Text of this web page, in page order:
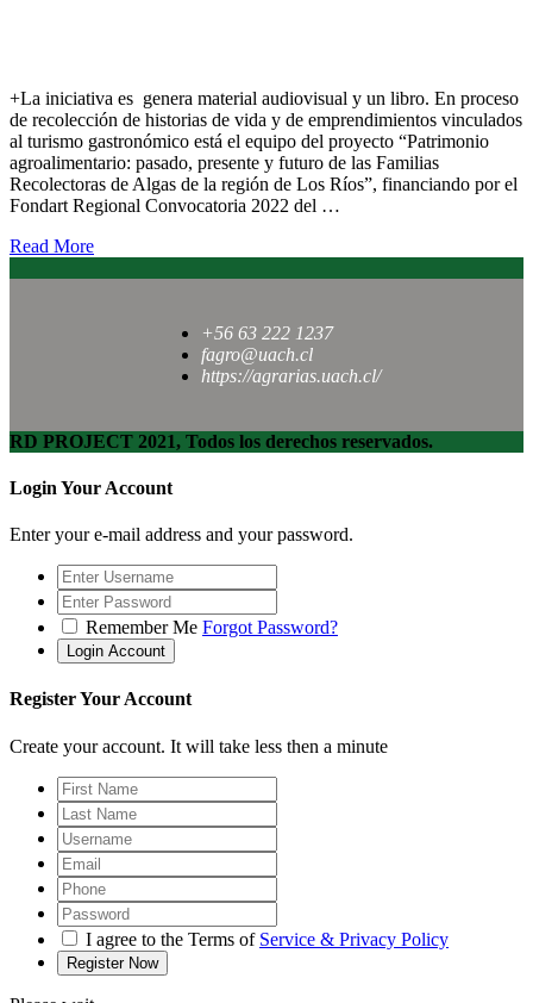
+La iniciativa es genera material audiovisual y un libro. En proceso
de recolección de historias de vida y de emprendimientos vinculados
al turismo gastronómico está el equipo del proyecto “Patrimonio
agroalimentario: pasado, presente y futuro de las Familias
Recolectoras de Algas de la región de Los Ríos”, financiando por el
Fondart Regional Convocatoria 2022 del …
Read More
+56 63 222 1237
fagro@uach.cl
https://agrarias.uach.cl/
RD PROJECT 2021, Todos los derechos reservados.
Login Your Account
Enter your e-mail address and your password.
Remember Me Forgot Password?
Register Your Account
Create your account. It will take less then a minute
I agree to the Terms of Service & Privacy Policy